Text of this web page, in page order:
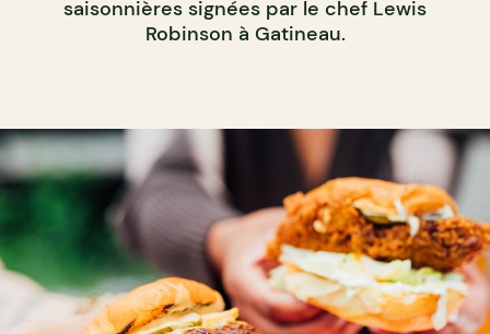
saisonnières signées par le chef Lewis
Robinson à Gatineau.